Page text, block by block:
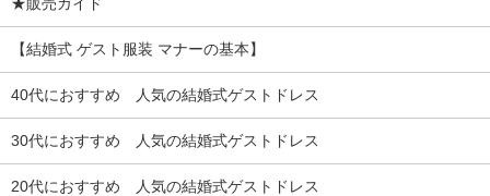
【結婚式 ゲスト服装 マナーの基本】
40代におすすめ 人気の結婚式ゲストドレス
30代におすすめ 人気の結婚式ゲストドレス
20代におすすめ 人気の結婚式ゲストドレス